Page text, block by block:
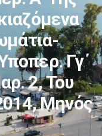
Γγ΄
2, Του
Μηνός